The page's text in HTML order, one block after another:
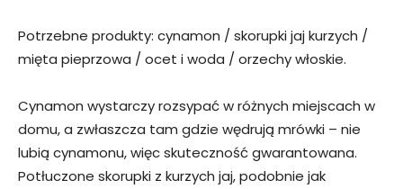
Potrzebne produkty: cynamon / skorupki jaj kurzych /
mięta pieprzowa / ocet i woda / orzechy włoskie.
Cynamon wystarczy rozsypać w różnych miejscach w
domu, a zwłaszcza tam gdzie wędrują mrówki – nie
lubią cynamonu, więc skuteczność gwarantowana.
Potłuczone skorupki z kurzych jaj, podobnie jak